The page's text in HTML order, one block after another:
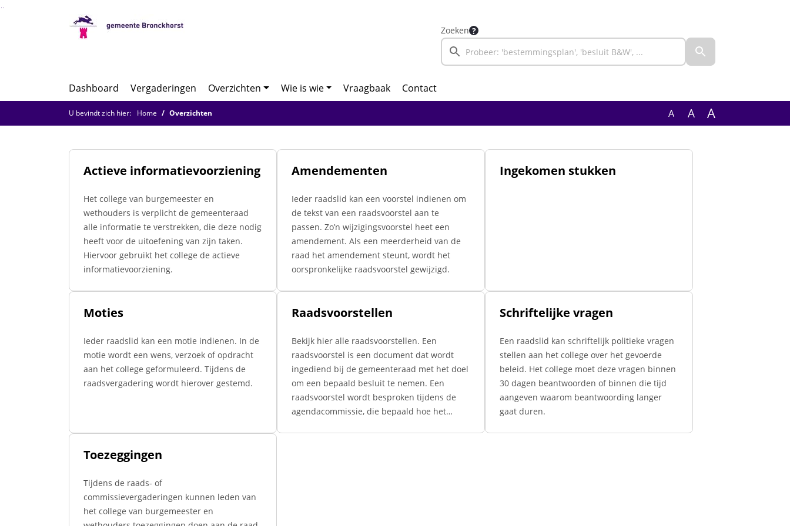
Ga naar de inhoud van deze pagina
Ga naar het zoeken
Ga naar het menu
Zoeken
Dashboard Vergaderingen Overzichten Wie is wie Vraagbaak Contact
U bevindt zich hier: Home Overzichten A A A
Actieve informatievoorziening
Het college van burgemeester en
wethouders is verplicht de gemeenteraad
alle informatie te verstrekken, die deze nodig
heeft voor de uitoefening van zijn taken.
Hiervoor gebruikt het college de actieve
informatievoorziening.
Amendementen
Ieder raadslid kan een voorstel indienen om
de tekst van een raadsvoorstel aan te
passen. Zo’n wijzigingsvoorstel heet een
amendement. Als een meerderheid van de
raad het amendement steunt, wordt het
oorspronkelijke raadsvoorstel gewijzigd.
Ingekomen stukken
Moties
Ieder raadslid kan een motie indienen. In de
motie wordt een wens, verzoek of opdracht
aan het college geformuleerd. Tijdens de
raadsvergadering wordt hierover gestemd.
Raadsvoorstellen
Bekijk hier alle raadsvoorstellen. Een
raadsvoorstel is een document dat wordt
ingediend bij de gemeenteraad met het doel
om een bepaald besluit te nemen. Een
raadsvoorstel wordt besproken tijdens de
agendacommissie, die bepaald hoe het
Schriftelijke vragen
Een raadslid kan schriftelijk politieke vragen
stellen aan het college over het gevoerde
beleid. Het college moet deze vragen binnen
30 dagen beantwoorden of binnen die tijd
aangeven waarom beantwoording langer
gaat duren.
Toezeggingen
Tijdens de raads- of
commissievergaderingen kunnen leden van
het college van burgemeester en